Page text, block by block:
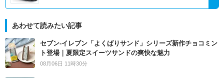
あわせて読みたい記事
セブン‐イレブン「よくばりサンド」シリーズ新作チョコミン
ト登場｜夏限定スイーツサンドの爽快な魅力
08月06日 11時30分